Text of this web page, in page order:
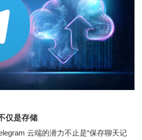
仅是存储
云端的潜力不止是“保存聊天记